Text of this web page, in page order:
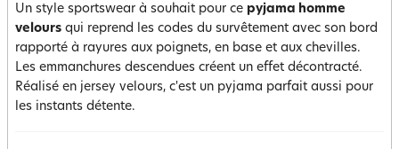
Un style sportswear à souhait pour ce pyjama homme
velours qui reprend les codes du survêtement avec son bord
rapporté à rayures aux poignets, en base et aux chevilles.
Les emmanchures descendues créent un effet décontracté.
Réalisé en jersey velours, c'est un pyjama parfait aussi pour
les instants détente.